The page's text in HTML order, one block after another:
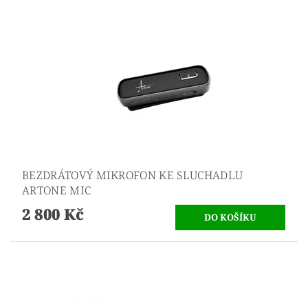
BEZDRÁTOVÝ MIKROFON KE SLUCHADLU
ARTONE MIC
2 800 Kč